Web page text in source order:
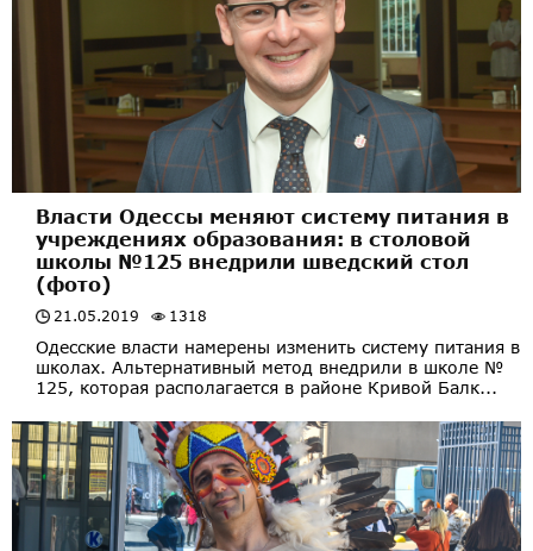
Власти Одессы меняют систему питания в
учреждениях образования: в столовой
школы №125 внедрили шведский стол
(фото)
21.05.2019 1318
Одесские власти намерены изменить систему питания в
школах. Альтернативный метод внедрили в школе №
125, которая располагается в районе Кривой Балк...